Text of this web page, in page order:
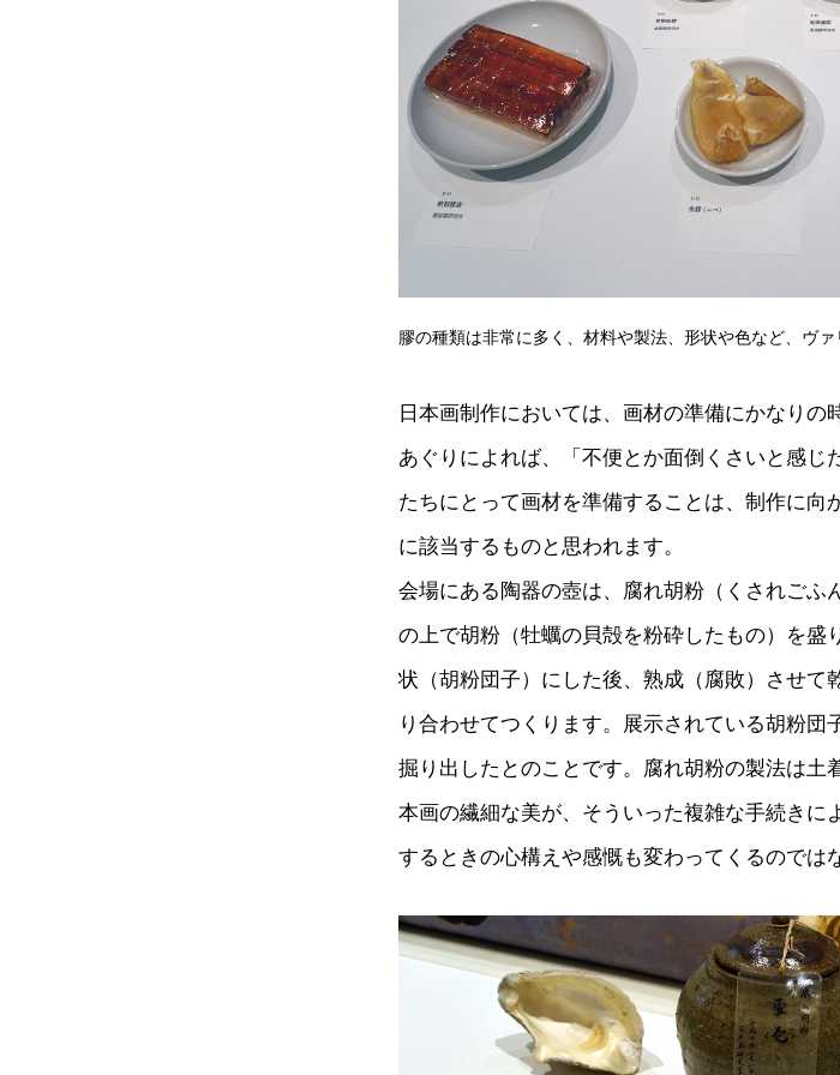
膠の種類は非常に多く、材料や製法、形状や色など、ヴァ
日本画制作においては、画材の準備にかなりの
あぐりによれば、「不便とか面倒くさいと感じ
たちにとって画材を準備することは、制作に向
に該当するものと思われます。
会場にある陶器の壺は、腐れ胡粉（くされごふ
の上で胡粉（牡蠣の貝殻を粉砕したもの）を盛
状（胡粉団子）にした後、熟成（腐敗）させて
り合わせてつくります。展示されている胡粉団
掘り出したとのことです。腐れ胡粉の製法は土
本画の繊細な美が、そういった複雑な手続きに
するときの心構えや感慨も変わってくるのでは